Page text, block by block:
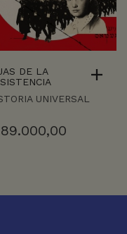
DE LA
UNIVERSAL
89.000,00